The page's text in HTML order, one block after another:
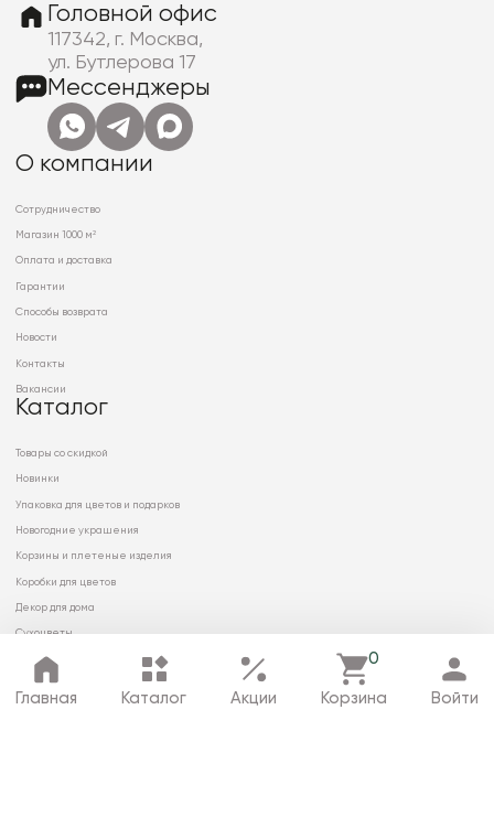
Главная Каталог Акции
0
Корзина Войти
Головной офис
117342, г. Москва,
ул. Бутлерова 17
Мессенджеры
О компании
Сотрудничество
Магазин 1000 м²
Оплата и доставка
Гарантии
Способы возврата
Новости
Контакты
Вакансии
Каталог
Товары со скидкой
Новинки
Упаковка для цветов и подарков
Новогодние украшения
Корзины и плетеные изделия
Коробки для цветов
Декор для дома
Сухоцветы
© 2026 ООО «МИРРЭЙ»